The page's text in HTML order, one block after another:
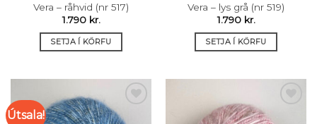
Vera – råhvid (nr 517)
1.790 kr.
SETJA Í KÖRFU
Vera – lys grå (nr 519)
1.790 kr.
SETJA Í KÖRFU
Útsala!